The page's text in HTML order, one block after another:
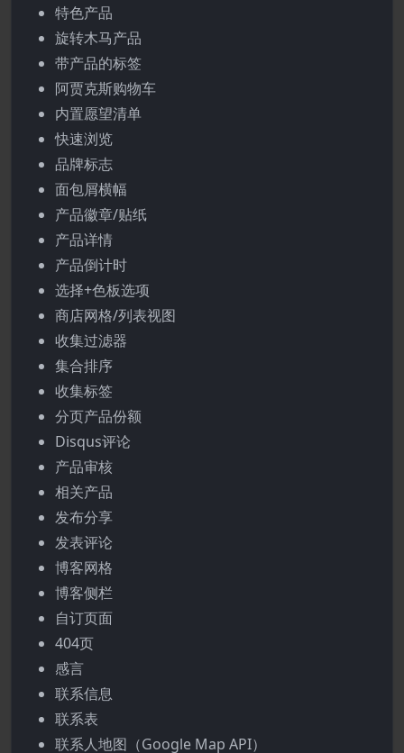
特色产品
旋转木马产品
带产品的标签
阿贾克斯购物车
内置愿望清单
快速浏览
品牌标志
面包屑横幅
产品徽章/贴纸
产品详情
产品倒计时
选择+色板选项
商店网格/列表视图
收集过滤器
集合排序
收集标签
分页产品份额
Disqus评论
产品审核
相关产品
发布分享
发表评论
博客网格
博客侧栏
自订页面
404页
感言
联系信息
联系表
联系人地图（Google Map API）